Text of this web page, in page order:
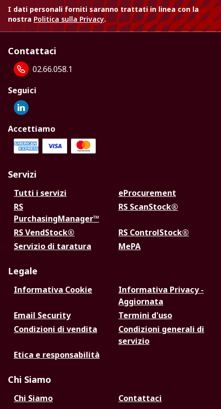
I dati personali forniti saranno trattati in linea con la
nostra Politica sulla Privacy.
Contattaci
02.66.058.1
Seguici
Accettiamo
Servizi
Tutti i servizi
eProcurement
RS
PurchasingManager™
RS ScanStock®
RS VendStock®
RS ControlStock®
Servizio di taratura
MePA
Legale
Informativa Cookie
Informativa Privacy -
Aggiornata
Email Security
Termini d'uso
Condizioni di vendita
Condizioni generali di
servizio
Etica e responsabilità
Chi Siamo
Chi Siamo
Contattaci